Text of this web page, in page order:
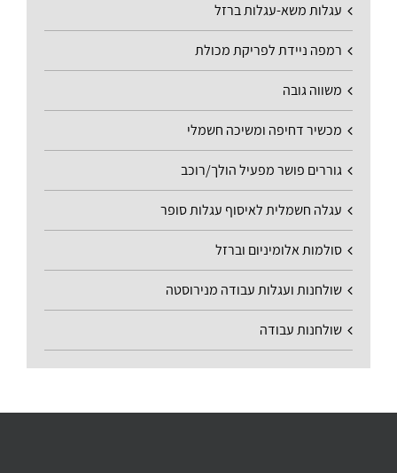
עגלות משא-עגלות ברזל
רמפה ניידת לפריקת מכולת
משווה גובה
מכשיר דחיפה ומשיכה חשמלי
גוררים פושר מפעיל הולך/רוכב
עגלה חשמלית לאיסוף עגלות סופר
סולמות אלומיניום וברזל
שולחנות ועגלות עבודה מנירוסטה
שולחנות עבודה